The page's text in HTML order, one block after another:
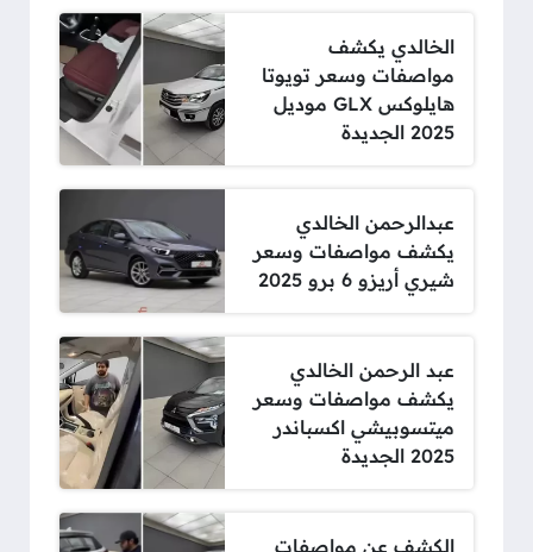
الخالدي يكشف
مواصفات وسعر تويوتا
هايلوكس GLX موديل
2025 الجديدة
عبدالرحمن الخالدي
يكشف مواصفات وسعر
شيري أريزو 6 برو 2025
عبد الرحمن الخالدي
يكشف مواصفات وسعر
ميتسوبيشي اكسباندر
2025 الجديدة
الكشف عن مواصفات